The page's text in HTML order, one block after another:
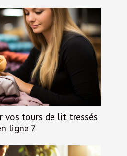
vos tours de lit tressés
ligne ?